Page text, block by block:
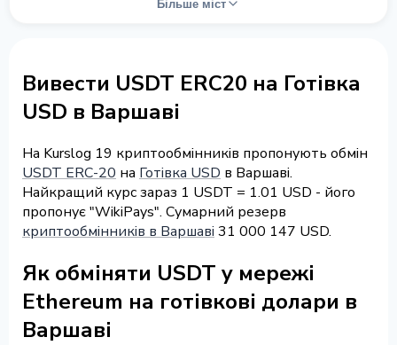
Більше міст
Вивести USDT ERC20 на Готівка
USD в Варшаві
На Kurslog 19 криптообмінників пропонують обмін
USDT ERC-20 на Готівка USD в Варшаві.
Найкращий курс зараз 1 USDT = 1.01 USD - його
пропонує "WikiPays". Сумарний резерв
криптообмінників в Варшаві 31 000 147 USD.
Як обміняти USDT у мережі
Ethereum на готівкові долари в
Варшаві